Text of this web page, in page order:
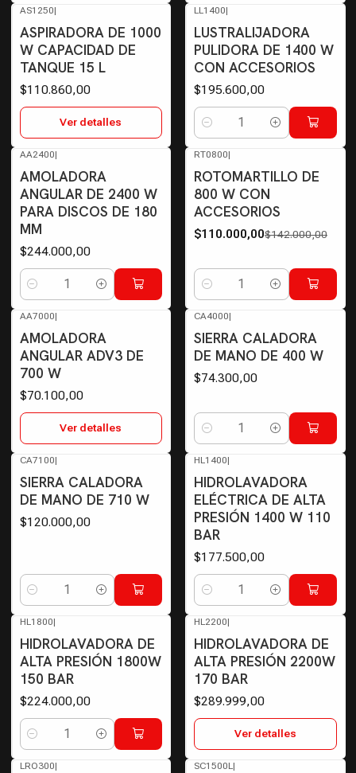
AS1250|
ASPIRADORA DE 1000
W CAPACIDAD DE
TANQUE 15 L
$110.860,00
Ver detalles
LL1400|
LUSTRALIJADORA
PULIDORA DE 1400 W
CON ACCESORIOS
$195.600,00
Cantidad
AA2400|
AMOLADORA
ANGULAR DE 2400 W
PARA DISCOS DE 180
MM
$244.000,00
Cantidad
RT0800|
ROTOMARTILLO DE
800 W CON
ACCESORIOS
$110.000,00$142.000,00
Cantidad
AA7000|
AMOLADORA
ANGULAR ADV3 DE
700 W
$70.100,00
Ver detalles
CA4000|
SIERRA CALADORA
DE MANO DE 400 W
$74.300,00
Cantidad
CA7100|
SIERRA CALADORA
DE MANO DE 710 W
$120.000,00
Cantidad
HL1400|
HIDROLAVADORA
ELÉCTRICA DE ALTA
PRESIÓN 1400 W 110
BAR
$177.500,00
Cantidad
HL1800|
HIDROLAVADORA DE
ALTA PRESIÓN 1800W
150 BAR
$224.000,00
Cantidad
HL2200|
HIDROLAVADORA DE
ALTA PRESIÓN 2200W
170 BAR
$289.999,00
Ver detalles
LRO300| SC1500L|